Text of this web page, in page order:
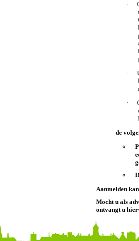
·
·
·
de
Aanmelden
Mocht u als
ontvangt u